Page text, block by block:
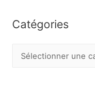
Catégories